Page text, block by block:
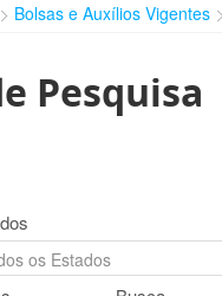
Bolsas e Auxílios Vigentes
Pesquisa